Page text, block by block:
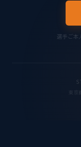
選手ご本
東